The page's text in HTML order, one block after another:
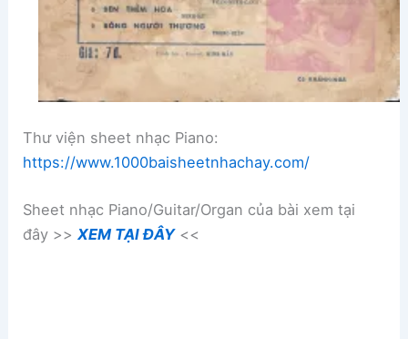
Thư viện sheet nhạc Piano:
https://www.1000baisheetnhachay.com/
Sheet nhạc Piano/Guitar/Organ của bài xem tại
đây >>XEM TẠI ĐÂY<<